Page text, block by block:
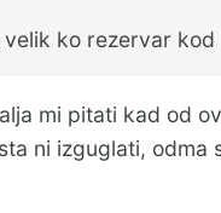
velik ko rezervar kod
mi pitati kad od
ni izguglati, odma